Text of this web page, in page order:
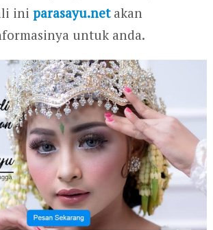
ini parasayu.netakan
untuk anda.